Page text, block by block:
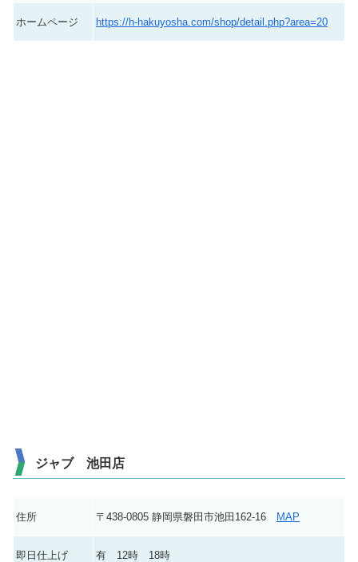
ホームページ https://h-hakuyosha.com/shop/detail.php?area=20
ジャブ 池田店
住所 〒438-0805 静岡県磐田市池田162-16 MAP
即日仕上げ 有 12時 18時